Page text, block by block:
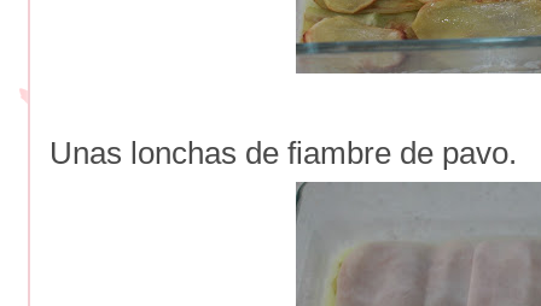
Unas lonchas de fiambre de pavo.